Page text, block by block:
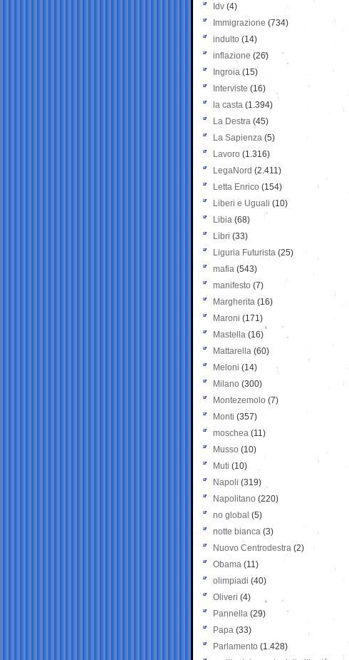
Idv (4)
Immigrazione (734)
indulto (14)
inflazione (26)
Ingroia (15)
Interviste (16)
la casta (1.394)
La Destra (45)
La Sapienza (5)
Lavoro (1.316)
LegaNord (2.411)
Letta Enrico (154)
Liberi e Uguali (10)
Libia (68)
Libri (33)
Liguria Futurista (25)
mafia (543)
manifesto (7)
Margherita (16)
Maroni (171)
Mastella (16)
Mattarella (60)
Meloni (14)
Milano (300)
Montezemolo (7)
Monti (357)
moschea (11)
Musso (10)
Muti (10)
Napoli (319)
Napolitano (220)
no global (5)
notte bianca (3)
Nuovo Centrodestra (2)
Obama (11)
olimpiadi (40)
Oliveri (4)
Pannella (29)
Papa (33)
Parlamento (1.428)